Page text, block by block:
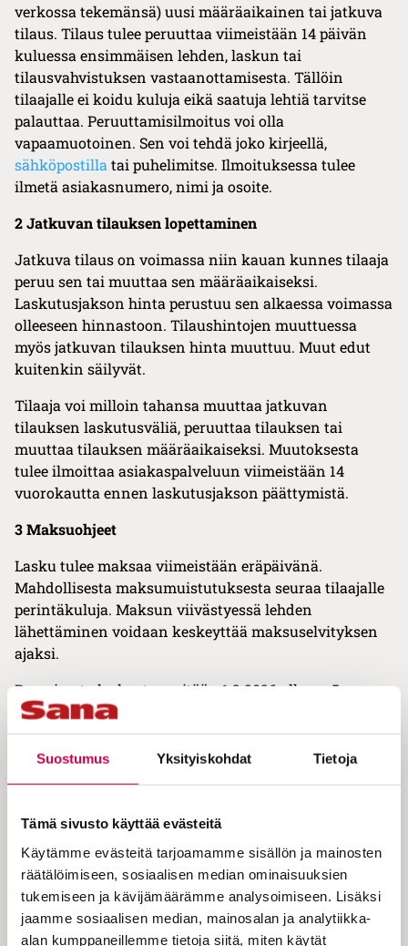
Suostumus Yksityiskohdat Tietoja
Tämä sivusto käyttää evästeitä
Käytämme evästeitä tarjoamamme sisällön ja mainosten
räätälöimiseen, sosiaalisen median ominaisuuksien
tukemiseen ja kävijämäärämme analysoimiseen. Lisäksi
jaamme sosiaalisen median, mainosalan ja analytiikka-
alan kumppaneillemme tietoja siitä, miten käytät
verkossa tekemänsä) uusi määräaikainen tai jatkuva
tilaus. Tilaus tulee peruuttaa viimeistään 14 päivän
kuluessa ensimmäisen lehden, laskun tai
tilausvahvistuksen vastaanottamisesta. Tällöin
tilaajalle ei koidu kuluja eikä saatuja lehtiä tarvitse
palauttaa. Peruuttamisilmoitus voi olla
vapaamuotoinen. Sen voi tehdä joko kirjeellä,
sähköpostilla tai puhelimitse. Ilmoituksessa tulee
ilmetä asiakasnumero, nimi ja osoite.
2 Jatkuvan tilauksen lopettaminen
Jatkuva tilaus on voimassa niin kauan kunnes tilaaja
peruu sen tai muuttaa sen määräaikaiseksi.
Laskutusjakson hinta perustuu sen alkaessa voimassa
olleeseen hinnastoon. Tilaushintojen muuttuessa
myös jatkuvan tilauksen hinta muuttuu. Muut edut
kuitenkin säilyvät.
Tilaaja voi milloin tahansa muuttaa jatkuvan
tilauksen laskutusväliä, peruuttaa tilauksen tai
muuttaa tilauksen määräaikaiseksi. Muutoksesta
tulee ilmoittaa asiakaspalveluun viimeistään 14
vuorokautta ennen laskutusjakson päättymistä.
3 Maksuohjeet
Lasku tulee maksaa viimeistään eräpäivänä.
Mahdollisesta maksumuistutuksesta seuraa tilaajalle
perintäkuluja. Maksun viivästyessä lehden
lähettäminen voidaan keskeyttää maksuselvityksen
ajaksi.
Paperisesta laskusta peritään 1.3.2026 alkaen 5 euron
laskutuslisä kohonneiden kustannusten vuoksi.
Voimme aktivoida sähköpostilaskutuksen sinulle
ilman lisäkustannuksia. Jos haluat siirtyä sähköiseen
kanssa e-laskusopimuksen, jolloin saat laskut
verkkopankista, laskuttaja löytyy nimelläKansan
Raamattuseuran Säätiö sr ja asiakasnumero löytyy
lehden osoitekentästä.